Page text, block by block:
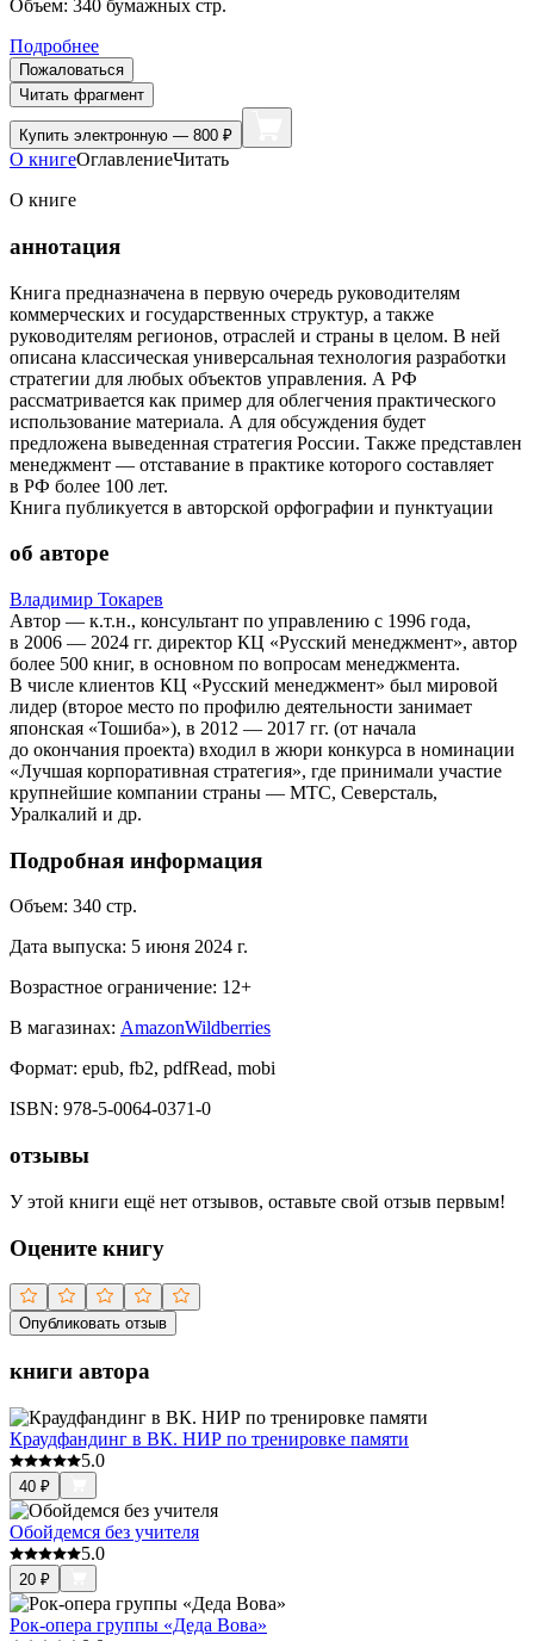
Объем: 340 бумажных стр.
Подробнее
Пожаловаться
Читать фрагмент
Купить электронную — 800 ₽
О книгеОглавлениеЧитать
О книге
аннотация
Книга предназначена в первую очередь руководителям
коммерческих и государственных структур, а также
руководителям регионов, отраслей и страны в целом. В ней
описана классическая универсальная технология разработки
стратегии для любых объектов управления. А РФ
рассматривается как пример для облегчения практического
использование материала. А для обсуждения будет
предложена выведенная стратегия России. Также представлен
менеджмент — отставание в практике которого составляет
в РФ более 100 лет.
Книга публикуется в авторской орфографии и пунктуации
об авторе
Владимир Токарев
Автор — к.т.н., консультант по управлению с 1996 года,
в 2006 — 2024 гг. директор КЦ «Русский менеджмент», автор
более 500 книг, в основном по вопросам менеджмента.
В числе клиентов КЦ «Русский менеджмент» был мировой
лидер (второе место по профилю деятельности занимает
японская «Тошиба»), в 2012 — 2017 гг. (от начала
до окончания проекта) входил в жюри конкурса в номинации
«Лучшая корпоративная стратегия», где принимали участие
крупнейшие компании страны — МТС, Северсталь,
Уралкалий и др.
Подробная информация
Объем: 340 стр.
Дата выпуска: 5 июня 2024 г.
Возрастное ограничение: 12+
В магазинах: AmazonWildberries
Формат: epub, fb2, pdfRead, mobi
ISBN: 978-5-0064-0371-0
отзывы
У этой книги ещё нет отзывов, оставьте свой отзыв первым!
Оцените книгу
Опубликовать отзыв
книги автора
Краудфандинг в ВК. НИР по тренировке памяти
5.0
40 ₽
Обойдемся без учителя
5.0
20 ₽
Рок-опера группы «Деда Вова»